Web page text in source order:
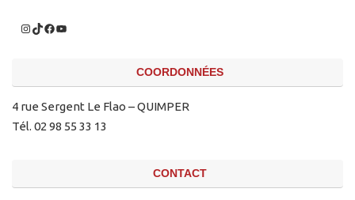
COORDONNÉES
4 rue Sergent Le Flao – QUIMPER
Tél. 02 98 55 33 13
CONTACT